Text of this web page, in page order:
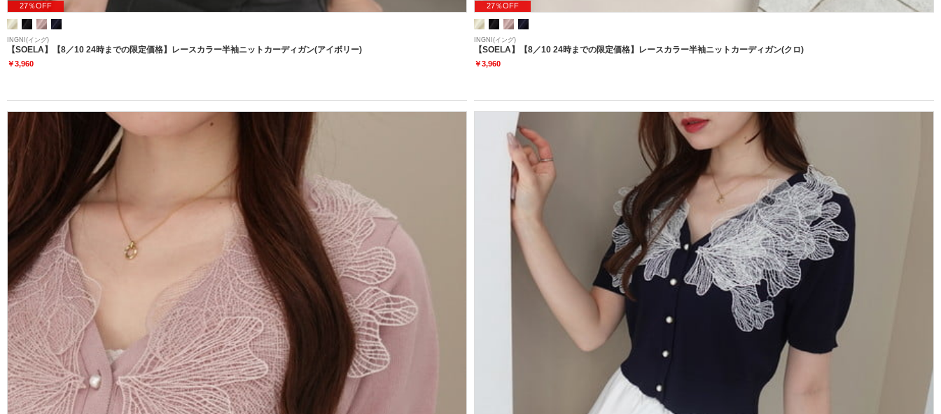
27％OFF
INGNI(イング)
【SOELA】【8／10 24時までの限定価格】レースカラー半袖ニットカーディガン(アイボリー)
￥3,960
27％OFF
INGNI(イング)
【SOELA】【8／10 24時までの限定価格】レースカラー半袖ニットカーディガン(クロ)
￥3,960